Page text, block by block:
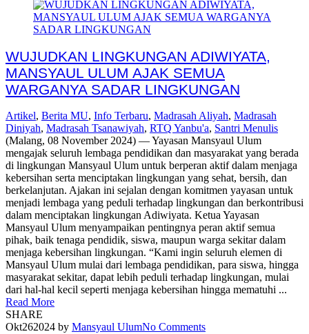
WUJUDKAN LINGKUNGAN ADIWIYATA,
MANSYAUL ULUM AJAK SEMUA
WARGANYA SADAR LINGKUNGAN
Artikel, Berita MU, Info Terbaru, Madrasah Aliyah, Madrasah
Diniyah, Madrasah Tsanawiyah, RTQ Yanbu'a, Santri Menulis
(Malang, 08 November 2024) — Yayasan Mansyaul Ulum
mengajak seluruh lembaga pendidikan dan masyarakat yang berada
di lingkungan Mansyaul Ulum untuk berperan aktif dalam menjaga
kebersihan serta menciptakan lingkungan yang sehat, bersih, dan
berkelanjutan. Ajakan ini sejalan dengan komitmen yayasan untuk
menjadi lembaga yang peduli terhadap lingkungan dan berkontribusi
dalam menciptakan lingkungan Adiwiyata. Ketua Yayasan
Mansyaul Ulum menyampaikan pentingnya peran aktif semua
pihak, baik tenaga pendidik, siswa, maupun warga sekitar dalam
menjaga kebersihan lingkungan. “Kami ingin seluruh elemen di
Mansyaul Ulum mulai dari lembaga pendidikan, para siswa, hingga
masyarakat sekitar, dapat lebih peduli terhadap lingkungan, mulai
dari hal-hal kecil seperti menjaga kebersihan hingga mematuhi ...
Read More
SHARE
Okt262024 by Mansyaul UlumNo Comments